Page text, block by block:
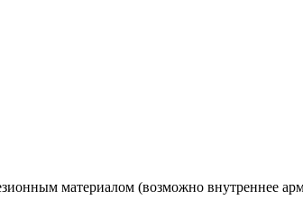
материалом (возможно внутреннее